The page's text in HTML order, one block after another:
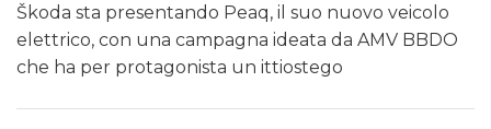
Škoda sta presentando Peaq, il suo nuovo veicolo
elettrico, con una campagna ideata da AMV BBDO
che ha per protagonista un ittiostego